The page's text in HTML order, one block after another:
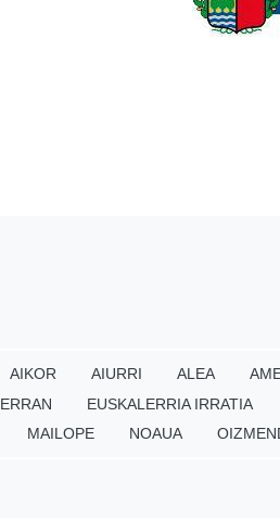
AIKOR AIURRI ALEA
ERRAN EUSKALERRIA IRRATIA
MAILOPE NOAUA